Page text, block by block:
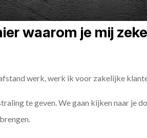
waarom je mij
werk, werk ik voor zakelijke
te geven. We gaan kijken naar je